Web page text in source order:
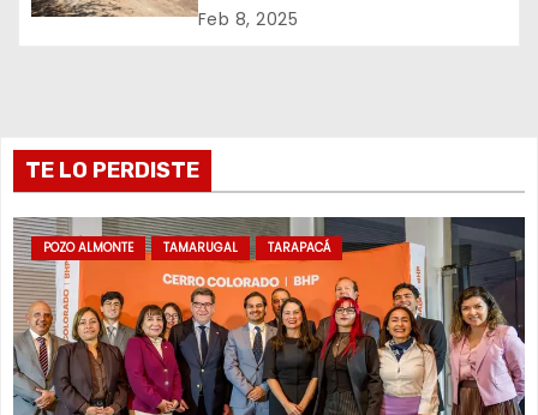
r
a
d
a
s
recreativo Tantakuy
Feb 8, 2025
TE LO PERDISTE
POZO ALMONTE TAMARUGAL TARAPACÁ